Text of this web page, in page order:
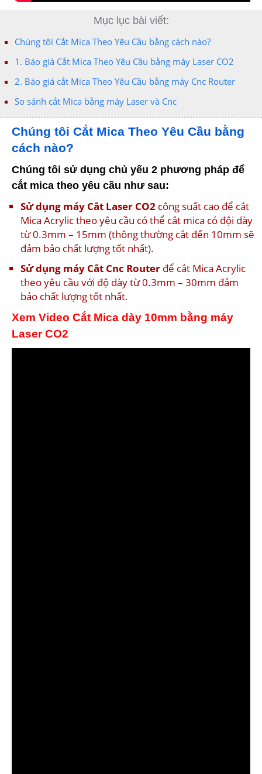
Mục lục bài viết:
Chúng tôi Cắt Mica Theo Yêu Cầu bằng cách nào?
1. Báo giá Cắt Mica Theo Yêu Cầu bằng máy Laser CO2
2. Báo giá cắt Mica Theo Yêu Cầu bằng máy Cnc Router
So sánh cắt Mica bằng máy Laser và Cnc
Chúng tôi Cắt Mica Theo Yêu Cầu bằng
cách nào?
Chúng tôi sử dụng chủ yếu 2 phương pháp để
cắt mica theo yêu cầu như sau:
Sử dụng máy Cắt Laser CO2 công suất cao để cắt
Mica Acrylic theo yêu cầu có thể cắt mica có đội dày
từ 0.3mm – 15mm (thông thường cắt đến 10mm sẽ
đảm bảo chất lượng tốt nhất).
Sử dụng máy Cắt Cnc Router để cắt Mica Acrylic
theo yêu cầu với độ dày từ 0.3mm – 30mm đảm
bảo chất lượng tốt nhất.
Xem Video Cắt Mica dày 10mm bằng máy
Laser CO2